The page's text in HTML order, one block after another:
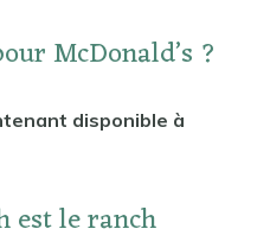
McDonald’s ?
disponible à
est le ranch